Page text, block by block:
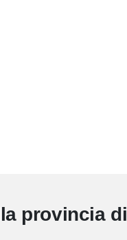
provincia di